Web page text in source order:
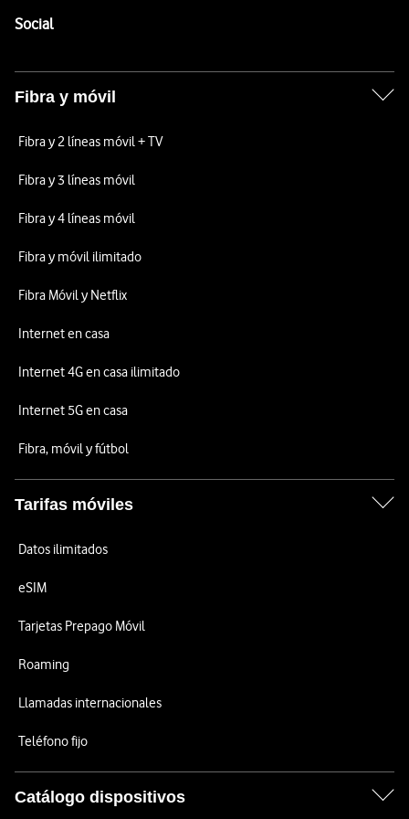
SocialEnlaces a las redes sociales de Vodafone
Fibra y móvil
Fibra y 2 líneas móvil + TV
Fibra y 3 líneas móvil
Fibra y 4 líneas móvil
Fibra y móvil ilimitado
Fibra Móvil y Netflix
Internet en casa
Internet 4G en casa ilimitado
Internet 5G en casa
Fibra, móvil y fútbol
Tarifas móviles
Datos ilimitados
eSIM
Tarjetas Prepago Móvil
Roaming
Llamadas internacionales
Teléfono fijo
Catálogo dispositivos